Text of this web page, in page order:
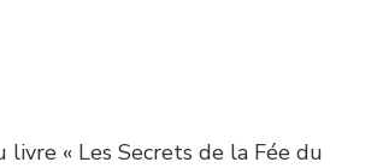
livre « Les Secrets de la Fée du